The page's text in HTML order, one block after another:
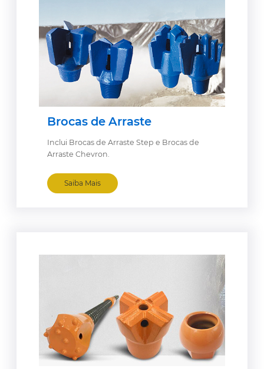
Brocas de Arraste
Inclui Brocas de Arraste Step e Brocas de
Arraste Chevron.
Saiba Mais